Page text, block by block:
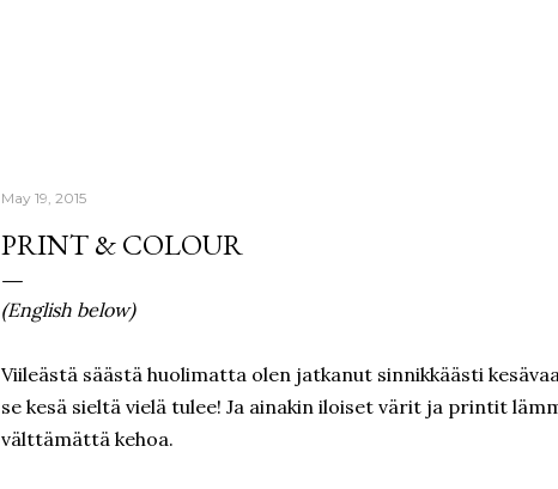
May 19, 2015
PRINT & COLOUR
(English below)
Viileästä säästä huolimatta olen jatkanut sinnikkäästi
se kesä sieltä vielä tulee! Ja ainakin iloiset värit ja printit
välttämättä kehoa.